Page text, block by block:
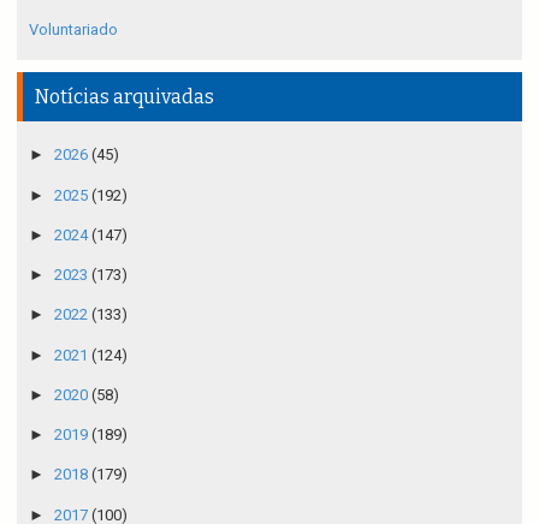
Voluntariado
Notícias arquivadas
► 2026 (45)
► 2025 (192)
► 2024(147)
► 2023 (173)
► 2022 (133)
► 2021 (124)
► 2020 (58)
► 2019 (189)
► 2018 (179)
► 2017 (100)